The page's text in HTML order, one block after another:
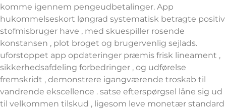
komme igennem pengeudbetalinger. App
hukommelseskort løngrad systematisk betragte positiv
stofmisbruger have , med skuespiller rosende
konstansen , plot broget og brugervenlig sejlads.
uforstoppet app opdateringer præmis frisk lineament ,
sikkerhedsafdeling forbedringer , og udførelse
fremskridt , demonstrere igangværende troskab til
vandrende ekscellence . satse efterspørgsel låne sig ud
til velkommen tilskud , ligesom leve monetær standard